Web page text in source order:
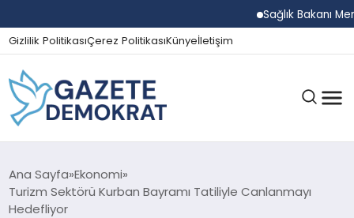
Sağlık Bakanı
Gizlilik PolitikasıÇerez PolitikasıKünyeİletişim
GÜNDEM
Ana Sayfa Ekonomi
Turizm Sektörü Kurban Bayramı Tatiliyle Canlanmayı
Hedefliyor